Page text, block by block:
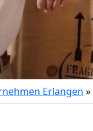
Erlangen »